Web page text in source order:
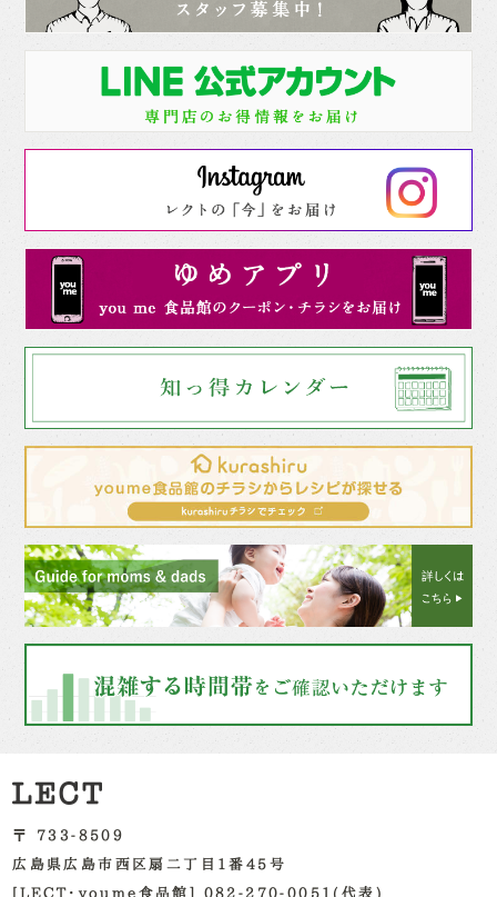
〒 733-8509
広島県広島市西区扇二丁目1番45号
[LECT・youme食品館] 082-270-0051(代表)